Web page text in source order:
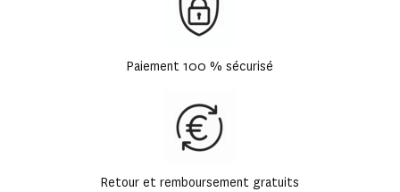
Paiement 100 % sécurisé
Retour et remboursement gratuits